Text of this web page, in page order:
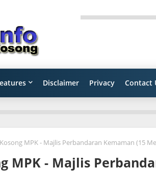
Disclaimer Privacy Contact
MPK - Majlis Perbandaran Kemaman (15
MPK - Majlis